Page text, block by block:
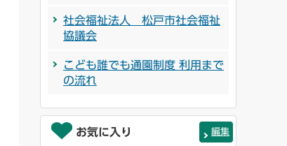
社会福祉法人 松戸市社会福祉
協議会
こども誰でも通園制度 利用まで
の流れ
お気に入り 編集